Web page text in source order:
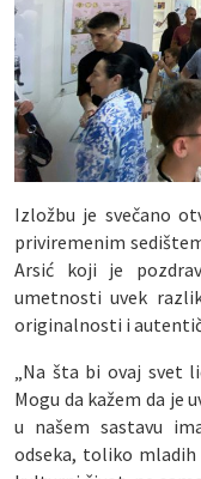
Izložbu je svečano
priviremenim
Arsić koji je
umetnosti uvek
originalnosti i
„Na šta bi ovaj svet
Mogu da kažem da je
u našem sastavu
odseka, toliko